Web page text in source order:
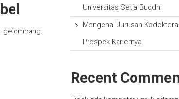
gelombang.
Universitas Setia Buddhi
Mengenal Jurusan
Prospek Kariernya
Recent